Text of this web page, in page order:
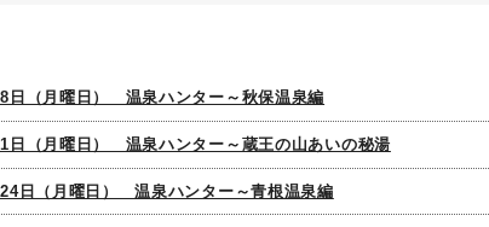
日（月曜日） 温泉ハンター～秋保温泉編
日（月曜日） 温泉ハンター～蔵王の山あいの秘湯
日（月曜日） 温泉ハンター～青根温泉編